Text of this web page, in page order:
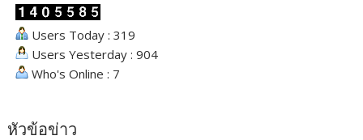
Users Today : 319
Users Yesterday : 904
Who's Online : 7
หัวข้อข่าว